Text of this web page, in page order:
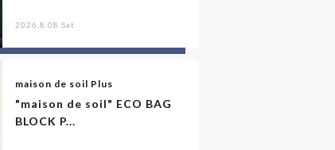
2026.8.08 Sat
maison de soil Plus
"maison de soil" ECO BAG
BLOCK P...